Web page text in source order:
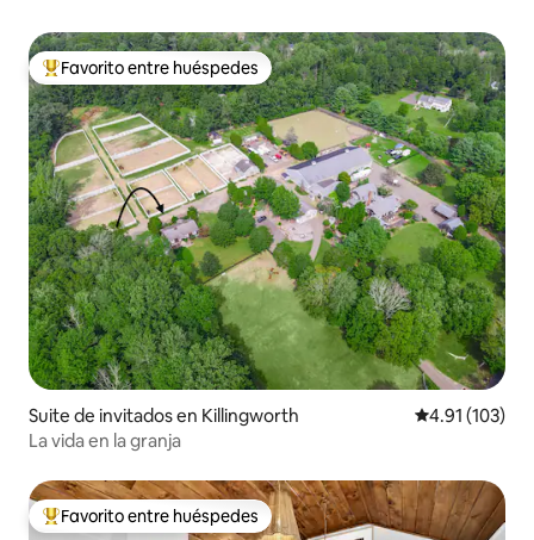
Favorito entre huéspedes preferido
Favorito entre huéspedes
Suite de invitados en Killingworth Calificación
4.91 (103)
La vida en la granja
Favorito entre huéspedes preferido
Favorito entre huéspedes